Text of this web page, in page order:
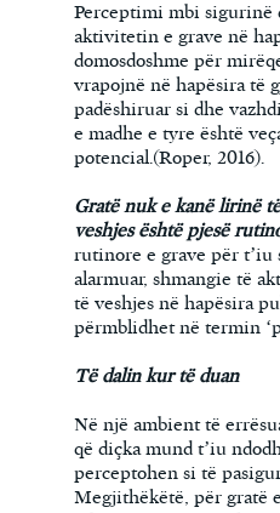
Perceptimi mbi sigurinë
aktivitetin e grave në
domosdoshme për
vrapojnë në hapësira të
padëshiruar si dhe
e madhe e tyre është
potencial.(Roper, 2016).
Gratë nuk e kanë lirinë
veshjes është pjesë
rutinore e grave për
alarmuar, shmangie të
të veshjes në hapësira
përmblidhet në termin
Të dalin kur të duan
Në një ambient të
që diçka mund t’iu
perceptohen si të
Megjithëkëtë, për gratë